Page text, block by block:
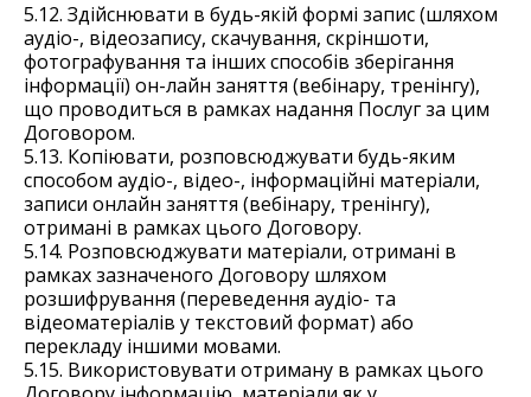
5.12. Здійснювати в будь-якій формі запис (шляхом
аудіо-, відеозапису, скачування, скріншоти,
фотографування та інших способів зберігання
інформації) он-лайн заняття (вебінару, тренінгу),
що проводиться в рамках надання Послуг за цим
Договором.
5.13. Копіювати, розповсюджувати будь-яким
способом аудіо-, відео-, інформаційні матеріали,
записи онлайн заняття (вебінару, тренінгу),
отримані в рамках цього Договору.
5.14. Розповсюджувати матеріали, отримані в
рамках зазначеного Договору шляхом
розшифрування (переведення аудіо- та
відеоматеріалів у текстовий формат) або
перекладу іншими мовами.
5.15. Використовувати отриману в рамках цього